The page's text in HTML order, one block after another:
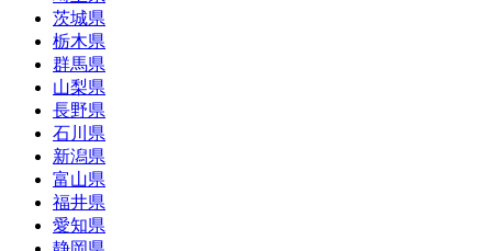
茨城県
栃木県
群馬県
山梨県
長野県
石川県
新潟県
富山県
福井県
愛知県